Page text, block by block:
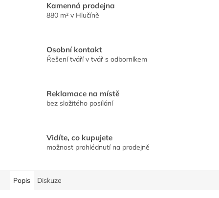
Kamenná prodejna
880 m² v Hlučíně
Osobní kontakt
Řešení tváří v tvář s odborníkem
Reklamace na místě
bez složitého posílání
Vidíte, co kupujete
možnost prohlédnutí na prodejně
Popis Diskuze